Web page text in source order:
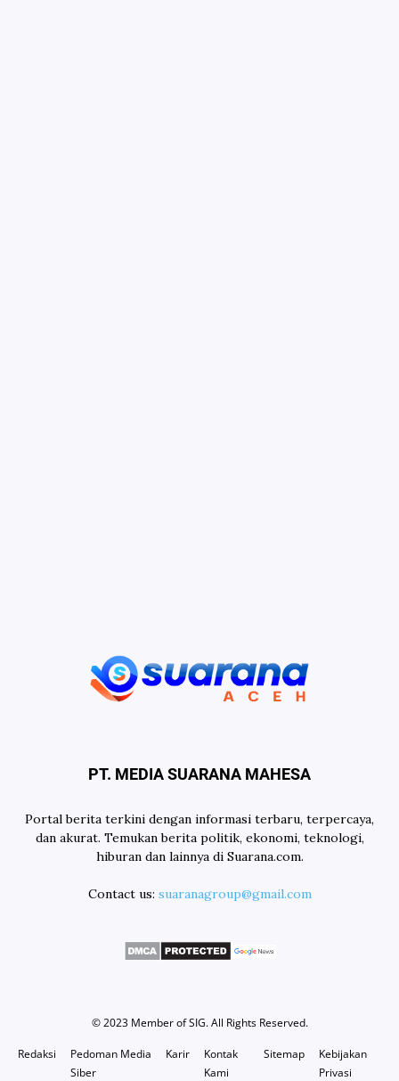
PT. MEDIA SUARANA MAHESA
Portal berita terkini dengan informasi terbaru, terpercaya,
dan akurat. Temukan berita politik, ekonomi, teknologi,
hiburan dan lainnya di Suarana.com.
Contact us: suaranagroup@gmail.com
© 2023 Member ofSIG. All Rights Reserved.
Redaksi
Pedoman Media
Siber
Karir
Kontak
Kami
Sitemap
Kebijakan
Privasi